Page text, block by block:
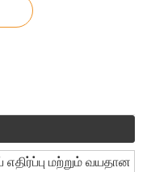
மற்றும் வயதான